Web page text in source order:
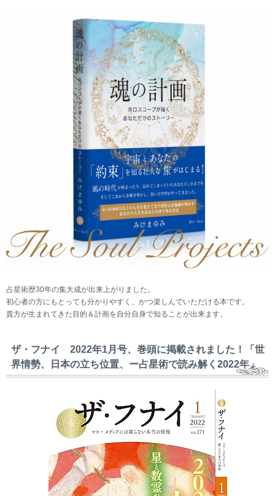
占星術歴30年の集大成が出来上がりました。
初心者の方にもとっても分かりやすく、かつ楽しんでいただける本です。
貴方が生まれてきた目的＆計画を自分自身で知ることが出来ます。
ザ・フナイ 2022年1月号、巻頭に掲載されました！「世
界情勢、日本の立ち位置、ー占星術で読み解く2022年」